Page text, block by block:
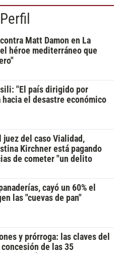
Matt Damon en La
héroe mediterráneo que
"El país dirigido por
hacia el desastre económico
del caso Vialidad,
Kirchner está pagando
de cometer "un delito
cayó un 60% el
las "cuevas de pan"
y prórroga: las claves del
de las 35